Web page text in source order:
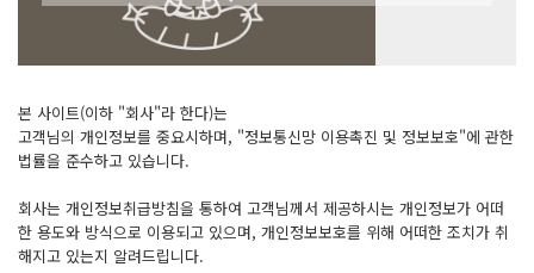
본 사이트(이하 "회사"라 한다)는
고객님의 개인정보를 중요시하며, "정보통신망 이용촉진 및 정보보호"에 관한
법률을 준수하고 있습니다.
회사는 개인정보취급방침을 통하여 고객님께서 제공하시는 개인정보가 어떠
한 용도와 방식으로 이용되고 있으며, 개인정보보호를 위해 어떠한 조치가 취
해지고 있는지 알려드립니다.